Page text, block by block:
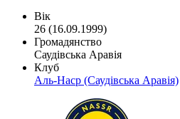
Вік
26 (16.09.1999)
Громадянство
Саудівська Аравія
Клуб
Аль-Наср (Саудівська Аравія)